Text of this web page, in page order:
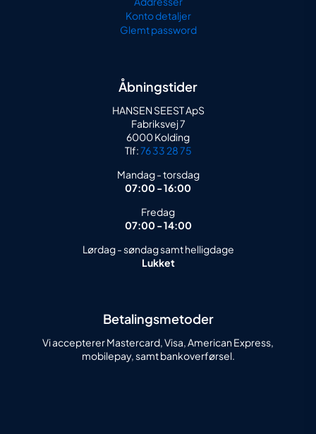
Konto detaljer
Glemt password
Åbningstider
HANSEN SEEST ApS
Fabriksvej 7
6000 Kolding
Tlf:76 33 28 75
Mandag - torsdag
07:00 - 16:00
Fredag
07:00 - 14:00
Lørdag - søndag samt helligdage
Lukket
Betalingsmetoder
Vi accepterer Mastercard, Visa, American Express,
mobilepay, samt bankoverførsel.